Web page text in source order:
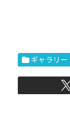
ギャラリー